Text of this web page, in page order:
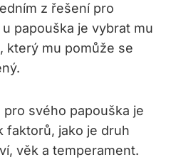
z řešení pro
papouška je vybrat mu
který mu pomůže se
svého papouška je
faktorů, jako je druh
věk a temperament.